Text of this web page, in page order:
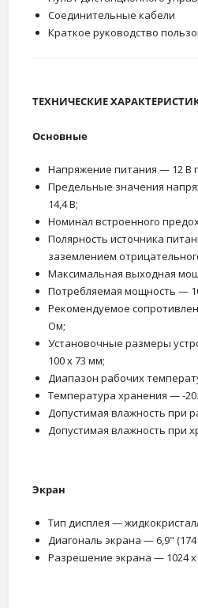
Соединительные кабели
Краткое руководство
ТЕХНИЧЕСКИЕ
Основные
Напряжение питания — 12 В
Предельные значения
14,4 В;
Номинал встроенного
Полярность источника
заземлением
Максимальная выходная
Потребляемая мощность —
Рекомендуемое
Ом;
Установочные размеры
100 x 73 мм;
Диапазон рабочих
Температура хранения — -
Допустимая влажность при
Допустимая влажность при
Экран
Тип дисплея —
Диагональ экрана — 6,9"
Разрешение экрана — 1024 x